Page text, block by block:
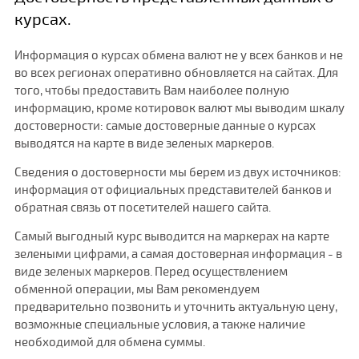
курсах.
Информация о курсах обмена валют не у всех банков и не
во всех регионах оперативно обновляется на сайтах. Для
того, чтобы предоставить Вам наиболее полную
информацию, кроме котировок валют мы выводим шкалу
достоверности: самые достоверные данные о курсах
выводятся на карте в виде зеленых маркеров.
Сведения о достоверности мы берем из двух источников:
информация от официальных представителей банков и
обратная связь от посетителей нашего сайта.
Самый выгодный курс выводится на маркерах на карте
зелеными цифрами, а самая достоверная информация - в
виде зеленых маркеров. Перед осуществлением
обменной операции, мы Вам рекомендуем
предварительно позвонить и уточнить актуальную цену,
возможные специальные условия, а также наличие
необходимой для обмена суммы.